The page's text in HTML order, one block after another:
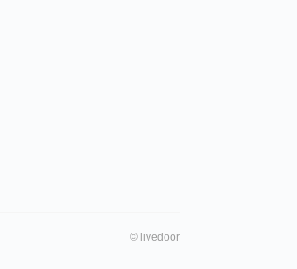
© livedoor